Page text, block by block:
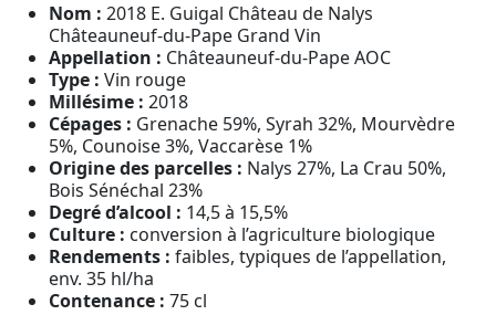
Nom : 2018 E. Guigal Château de Nalys
Châteauneuf-du-Pape Grand Vin
Appellation : Châteauneuf-du-Pape AOC
Type : Vin rouge
Millésime : 2018
Cépages : Grenache 59%, Syrah 32%, Mourvèdre
5%, Counoise 3%, Vaccarèse 1%
Origine des parcelles : Nalys 27%, La Crau 50%,
Bois Sénéchal 23%
Degré d’alcool : 14,5 à 15,5%
Culture : conversion à l’agriculture biologique
Rendements : faibles, typiques de l’appellation,
env. 35 hl/ha
Contenance : 75 cl